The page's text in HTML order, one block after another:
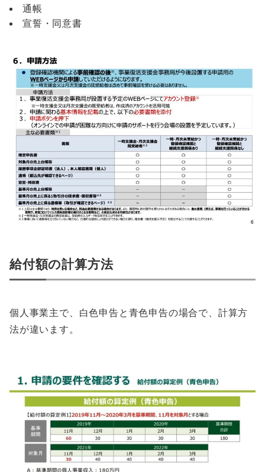
通帳
宣誓・同意書
給付額の計算方法
個人事業主で、白色申告と青色申告の場合で、計算方
法が違います。